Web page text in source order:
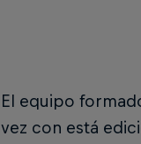
El equipo
vez con está